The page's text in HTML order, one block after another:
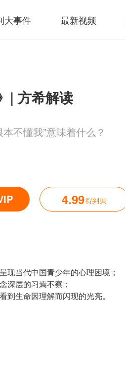
大事件 最新视频
| 方希解读
不懂我”意味着什么？
4.99得到贝
现当代中国青少年的心理困境；
深层的习焉不察；